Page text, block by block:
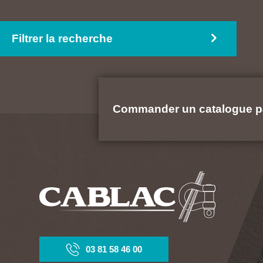
Manutention par engin
Treuils hydrauliques
Filtrer la recherche
Commander un catalogue
03 81 58 46 00